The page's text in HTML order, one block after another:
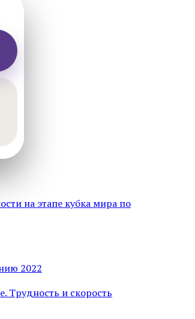
на этапе кубка мира по
2022
Трудность и скорость